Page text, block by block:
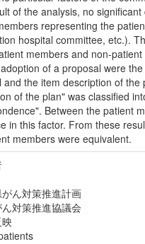
of the analysis, no
representing the
hospital committee, etc.).
members and non-
of a proposal were
and the item description of
of the plan" was classified
Between the patient
in this factor. From these
members were equivalent.
ん対策推進計画
対策推進協議会